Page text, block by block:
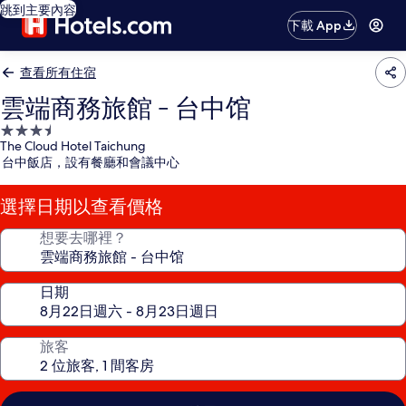
跳到主要內容
下載 App
查看所有住宿
雲端商務旅館 - 台中馆
3.5
星
級
住
宿
The Cloud Hotel Taichung
台中飯店，設有餐廳和會議中心
選擇日期以查看價格
想要去哪裡？
日期
旅客